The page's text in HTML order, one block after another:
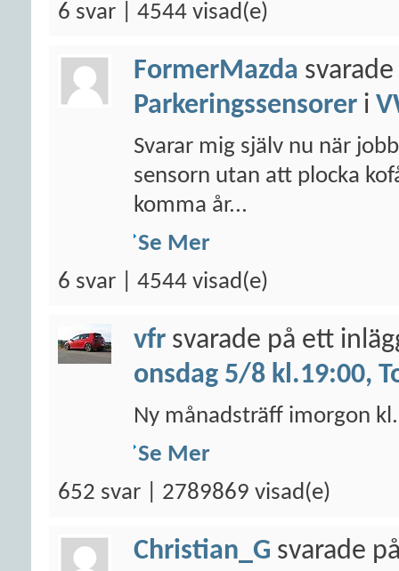
6 svar | 4544 visad(e)
FormerMazda
Parkeringssensorer i
Svarar mig själv nu när
sensorn utan att plocka
komma år...
Se Mer
6 svar | 4544 visad(e)
vfr svarade på ett
onsdag 5/8 kl.19:00,
Ny månadsträff imorgon
Se Mer
652 svar | 2789869 visad(e)
Christian_G svarade